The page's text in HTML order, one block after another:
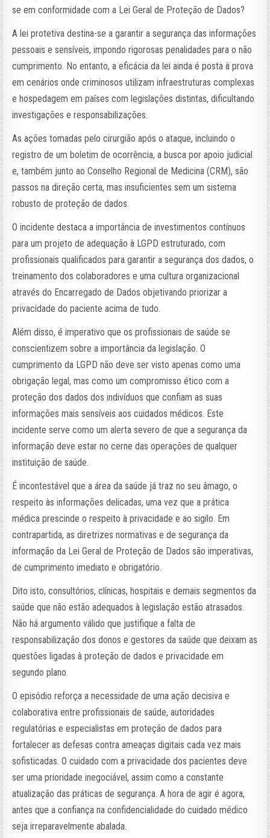
se em conformidade com a Lei Geral de Proteção de Dados?
A lei protetiva destina-se a garantir a segurança das informações
pessoais e sensíveis, impondo rigorosas penalidades para o não
cumprimento. No entanto, a eficácia da lei ainda é posta à prova
em cenários onde criminosos utilizam infraestruturas complexas
e hospedagem em países com legislações distintas, dificultando
investigações e responsabilizações.
As ações tomadas pelo cirurgião após o ataque, incluindo o
registro de um boletim de ocorrência, a busca por apoio judicial
e, também junto ao Conselho Regional de Medicina (CRM), são
passos na direção certa, mas insuficientes sem um sistema
robusto de proteção de dados.
O incidente destaca a importância de investimentos contínuos
para um projeto de adequação à LGPD estruturado, com
profissionais qualificados para garantir a segurança dos dados, o
treinamento dos colaboradores e uma cultura organizacional
através do Encarregado de Dados objetivando priorizar a
privacidade do paciente acima de tudo.
Além disso, é imperativo que os profissionais de saúde se
conscientizem sobre a importância da legislação. O
cumprimento da LGPD não deve ser visto apenas como uma
obrigação legal, mas como um compromisso ético com a
proteção dos dados dos indivíduos que confiam as suas
informações mais sensíveis aos cuidados médicos. Este
incidente serve como um alerta severo de que a segurança da
informação deve estar no cerne das operações de qualquer
instituição de saúde.
É incontestável que a área da saúde já traz no seu âmago, o
respeito às informações delicadas, uma vez que a prática
médica prescinde o respeito à privacidade e ao sigilo. Em
contrapartida, as diretrizes normativas e de segurança da
informação da Lei Geral de Proteção de Dados são imperativas,
de cumprimento imediato e obrigatório.
Dito isto, consultórios, clínicas, hospitais e demais segmentos da
saúde que não estão adequados à legislação estão atrasados.
Não há argumento válido que justifique a falta de
responsabilização dos donos e gestores da saúde que deixam as
questões ligadas à proteção de dados e privacidade em
segundo plano.
O episódio reforça a necessidade de uma ação decisiva e
colaborativa entre profissionais de saúde, autoridades
regulatórias e especialistas em proteção de dados para
fortalecer as defesas contra ameaças digitais cada vez mais
sofisticadas. O cuidado com a privacidade dos pacientes deve
ser uma prioridade inegociável, assim como a constante
atualização das práticas de segurança. A hora de agir é agora,
antes que a confiança na confidencialidade do cuidado médico
seja irreparavelmente abalada.